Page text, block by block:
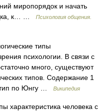
миропорядок и начать
к… …
Психология общения.
типы
психологии. В связи с
много, существуют
типов. Содержание 1
по Юнгу …
Википедия
характеристика человека с